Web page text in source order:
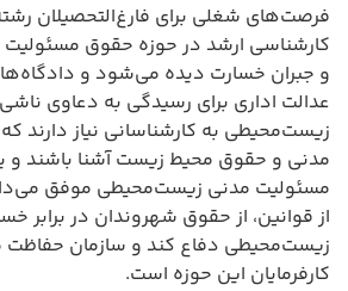
فرصت‌های شغلی برای فارغ‌التحصیلان
کارشناسی ارشد در حوزه حقوق
و جبران خسارت دیده می‌شود و
عدالت اداری برای رسیدگی به دعاوی
زیست‌محیطی به کارشناسانی نیاز دارند
مدنی و حقوق محیط زیست آشنا باشند
مسئولیت مدنی زیست‌محیطی موفق
از قوانین، از حقوق شهروندان در برابر
زیست‌محیطی دفاع کند و سازمان حفاظت
کارفرمایان این حوزه است.